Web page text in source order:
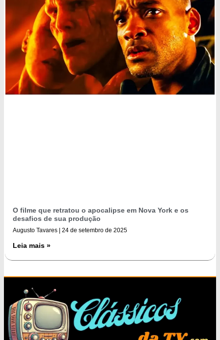
O filme que retratou o apocalipse em Nova York e os
desafios de sua produção
Augusto Tavares 24 de setembro de 2025
Leia mais »